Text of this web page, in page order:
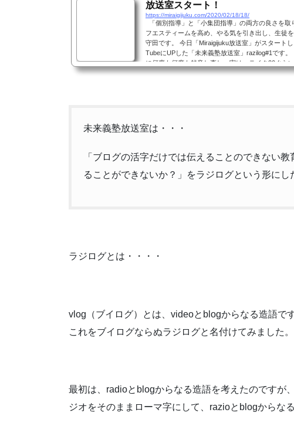
放送室スタート！
https://miraigijuku.com/2020/02/18/18/
「個別指導」と「小集団指導」の両方の良さを取
フエスティームを高め、やる気を引き出し、生徒
守田です。 今日「Miraigijuku放送室」がスタート
TubeにUPした「未来義塾放送室」razilog#1です
に何度も何度も録音し直し、実は、テイク20ぐら
（笑） それでも途中何度も噛んでしまいお恥ずか
未来義塾放送室は・・・
「ブログの活字だけでは伝えることのできない
ることができないか？」をラジログという形にし
ラジログとは・・・・
vlog（ブイログ）とは、videoとblogからなる造語で
これをブイログならぬラジログと名付けてみました。
最初は、radioとblogからなる造語を考えたのですが
ジオをそのままローマ字にして、razioとblogからな